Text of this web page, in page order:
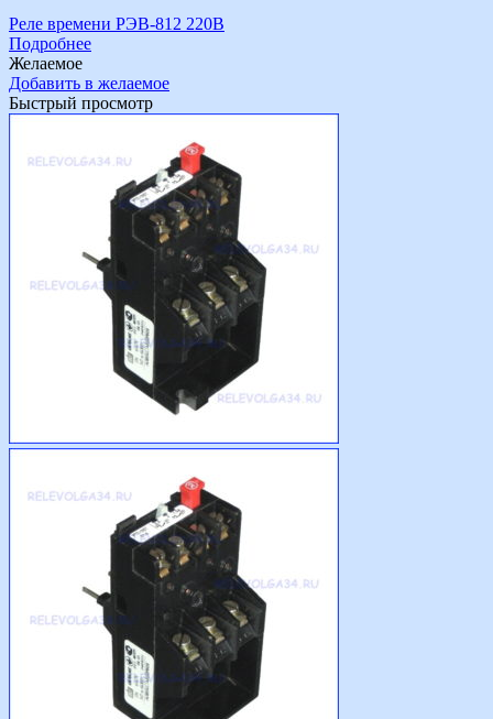
Реле времени РЭВ-812 220В
Подробнее
Желаемое
Добавить в желаемое
Быстрый просмотр